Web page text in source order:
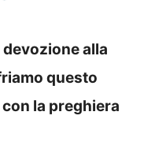
devozione alla
questo
la preghiera